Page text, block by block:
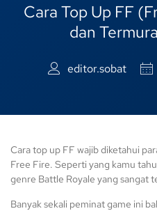
Cara Top Up FF
dan
editor.sobat
Cara top up FF wajib diketahui
Free Fire. Seperti yang kamu
genre Battle Royale yang sangat
Banyak sekali peminat game ini